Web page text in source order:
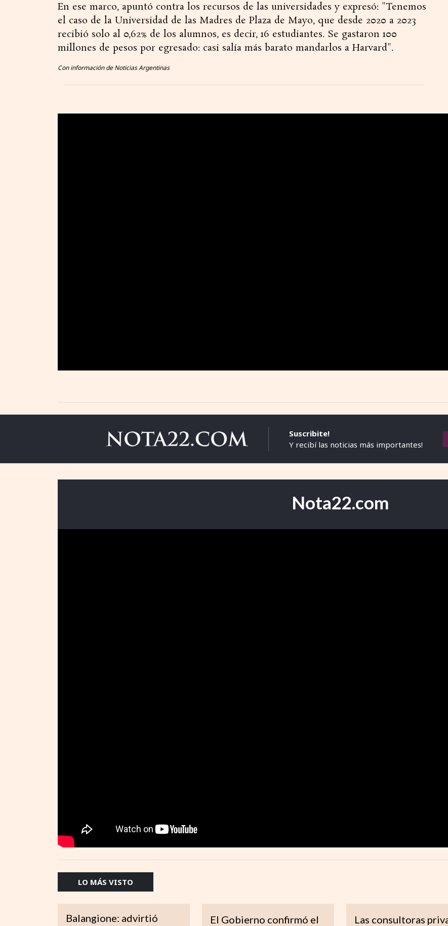
En ese marco, apuntó contra los recursos de las universidades y expresó: "Tenemos
el caso de la Universidad de las Madres de Plaza de Mayo, que desde 2020 a 2023
recibió solo al 0,62% de los alumnos, es decir, 16 estudiantes. Se gastaron 100
millones de pesos por egresado: casi salía más barato mandarlos a Harvard".
Con información de Noticias Argentinas
Suscribite!
Y recibí las noticias más importantes!
Nota22.com
LO MÁS VISTO
Balangione: advirtió
El Gobierno confirmó el Las consultoras